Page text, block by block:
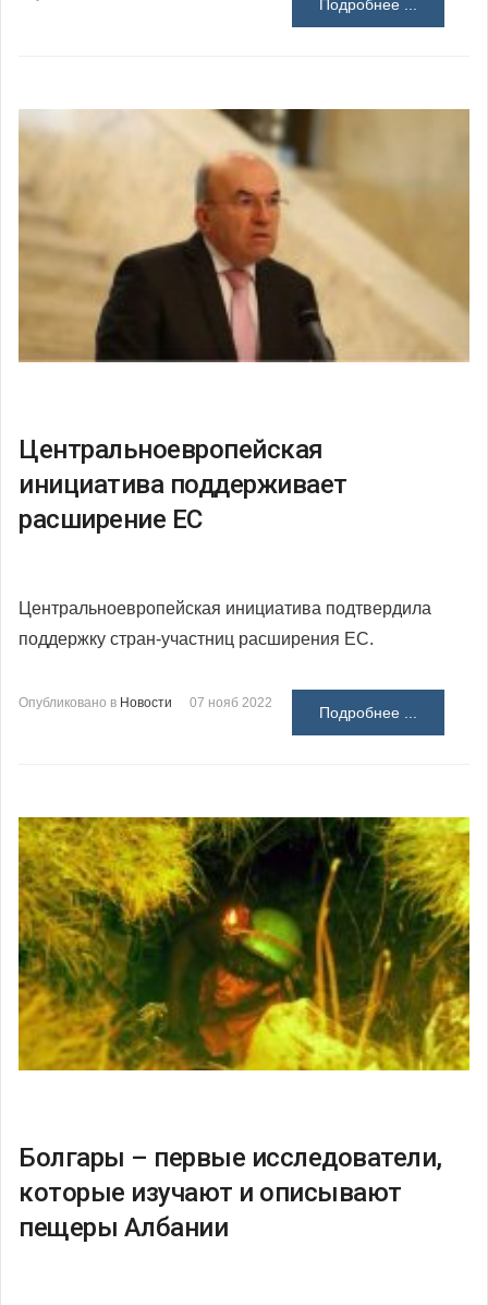
Подробнее ...
Центральноевропейская
инициатива поддерживает
расширение ЕС
Центральноевропейская инициатива подтвердила
поддержку стран-участниц расширения ЕС.
Опубликовано в Новости 07 нояб 2022
Подробнее ...
Болгары – первые исследователи,
которые изучают и описывают
пещеры Албании